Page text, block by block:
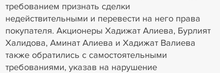
требованием признать сделки
недействительными и перевести на него права
покупателя. Акционеры Хадижат Алиева, Бурлият
Халидова, Аминат Алиева и Хадижат Валиева
также обратились с самостоятельными
требованиями, указав на нарушение